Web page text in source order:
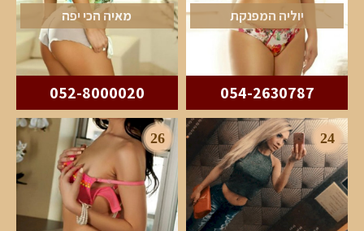
יוליה המפנקת
054-2630787
מאיה הכי יפה
052-8000020
24
26